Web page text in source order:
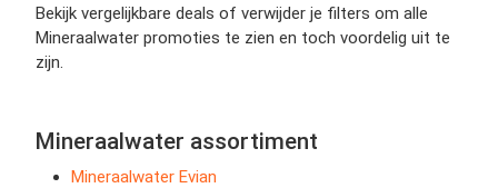
Bekijk vergelijkbare deals of verwijder je filters om alle
Mineraalwater promoties te zien en toch voordelig uit te
zijn.
Mineraalwater assortiment
Mineraalwater Evian